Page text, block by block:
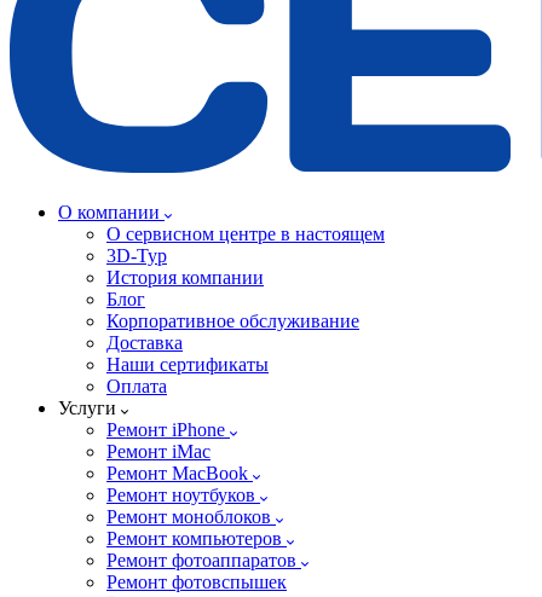
О компании
О сервисном центре в настоящем
3D-Тур
История компании
Блог
Корпоративное обслуживание
Доставка
Наши сертификаты
Оплата
Услуги
Ремонт iPhone
Ремонт iMac
Ремонт MacBook
Ремонт ноутбуков
Ремонт моноблоков
Ремонт компьютеров
Ремонт фотоаппаратов
Ремонт фотовспышек